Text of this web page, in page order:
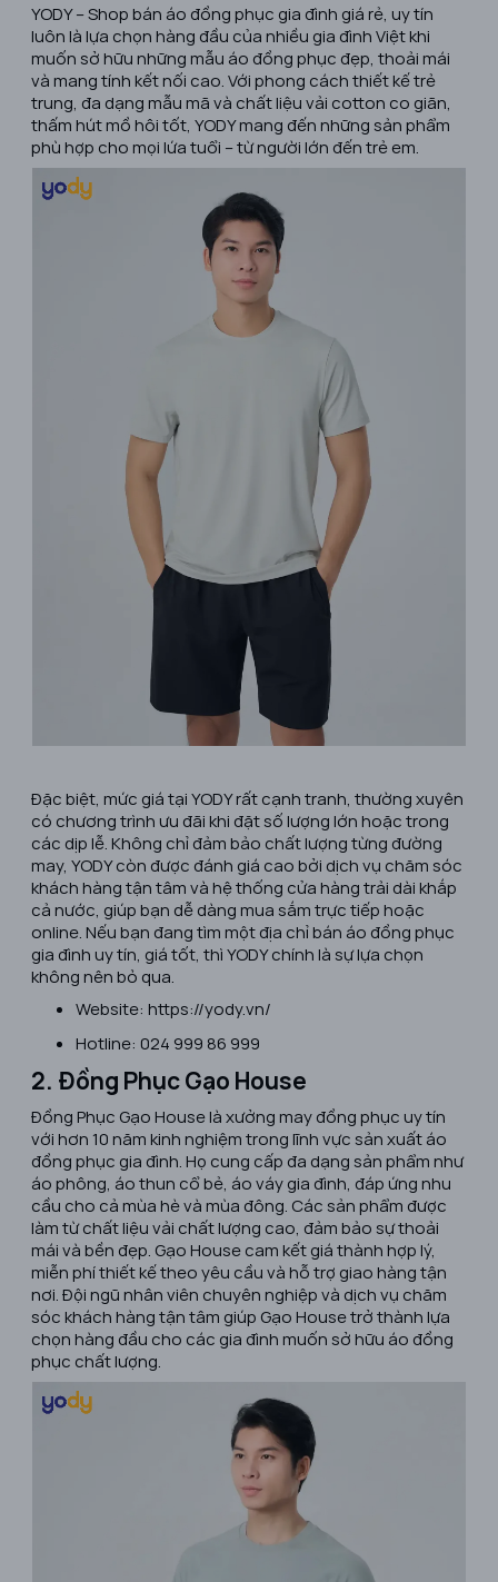
YODY – Shop bán áo đồng phục gia đình giá rẻ, uy tín
luôn là lựa chọn hàng đầu của nhiều gia đình Việt khi
muốn sở hữu những mẫu áo đồng phục đẹp, thoải mái
và mang tính kết nối cao. Với phong cách thiết kế trẻ
trung, đa dạng mẫu mã và chất liệu vải cotton co giãn,
thấm hút mồ hôi tốt, YODY mang đến những sản phẩm
phù hợp cho mọi lứa tuổi – từ người lớn đến trẻ em.
Đặc biệt, mức giá tại YODY rất cạnh tranh, thường xuyên
có chương trình ưu đãi khi đặt số lượng lớn hoặc trong
các dịp lễ. Không chỉ đảm bảo chất lượng từng đường
may, YODY còn được đánh giá cao bởi dịch vụ chăm sóc
khách hàng tận tâm và hệ thống cửa hàng trải dài khắp
cả nước, giúp bạn dễ dàng mua sắm trực tiếp hoặc
online. Nếu bạn đang tìm một địa chỉ bán áo đồng phục
gia đình uy tín, giá tốt, thì YODY chính là sự lựa chọn
không nên bỏ qua.
Website: https://yody.vn/
Hotline: 024 999 86 999
2. Đồng Phục Gạo House
​Đồng Phục Gạo House là xưởng may đồng phục uy tín
với hơn 10 năm kinh nghiệm trong lĩnh vực sản xuất áo
đồng phục gia đình. Họ cung cấp đa dạng sản phẩm như
áo phông, áo thun cổ bẻ, áo váy gia đình, đáp ứng nhu
cầu cho cả mùa hè và mùa đông. Các sản phẩm được
làm từ chất liệu vải chất lượng cao, đảm bảo sự thoải
mái và bền đẹp. Gạo House cam kết giá thành hợp lý,
miễn phí thiết kế theo yêu cầu và hỗ trợ giao hàng tận
nơi. Đội ngũ nhân viên chuyên nghiệp và dịch vụ chăm
sóc khách hàng tận tâm giúp Gạo House trở thành lựa
chọn hàng đầu cho các gia đình muốn sở hữu áo đồng
phục chất lượng. ​